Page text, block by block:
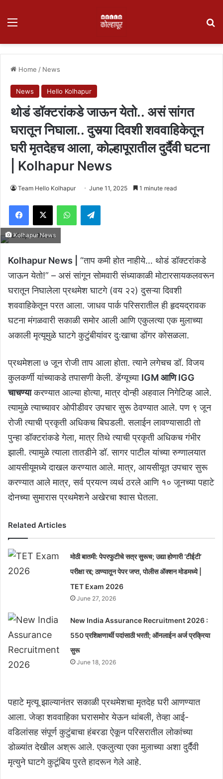
Menu
Home / News
News Hello Kolhapur
थोडं डॉक्टरांकडे जाऊन येतो.. असं सांगत
घरातून निघाला.. दुसर्‍या दिवशी शववाहिकेतून
घरी मृतदेहच आला, कोल्हापूरातील दुर्दैवी घटना
| Kolhapur News
Team Hello Kolhapur June 11, 2025 1 minute read
Facebook
X WhatsAppTelegram
Kolhapur News
Kolhapur News |
“ताप कमी होत नाहीये… थोडं डॉक्टरांकडे
जाऊन येतो!” – असं सांगून सोमवारी संध्याकाळी मोटारसायकलवरून
घरातून निघालेला प्रथमेश घाटगे (वय २२) दुसऱ्या दिवशी
शववाहिकेतून परत आला. जाधव पार्क परिसरातील ही हृदयद्रावक
घटना मंगळवारी सकाळी समोर आली आणि एकुलत्या एक मुलाच्या
अकाली मृत्यूमुळे घाटगे कुटुंबीयांवर दुःखाचा डोंगर कोसळला.
प्रथमेशला ७ जून रोजी ताप आला होता. त्याने लगेचच डॉ. विजय
कुलकर्णी यांच्याकडे तपासणी केली. डेंग्यूच्या IGM आणि IGG
चाचण्याकरण्यात आल्या होत्या, मात्र दोन्ही अहवाल निगेटिव्ह आले.
त्यामुळे त्याच्यावर ओपीडीवर उपचार सुरू ठेवण्यात आले. पण ९ जून
रोजी त्याची प्रकृती अधिकच बिघडली. सलाईन लावण्यासाठी तो
पुन्हा डॉक्टरांकडे गेला, मात्र तिथे त्याची प्रकृती अधिकच गंभीर
झाली. त्यामुळे त्याला तातडीने डॉ. सागर पाटील यांच्या रुग्णालयात
आयसीयूमध्ये दाखल करण्यात आले. मात्र, आयसीयूत उपचार सुरू
करण्यात आले मात्र, सर्व प्रयत्न व्यर्थ ठरले आणि १० जूनच्या पहाटे
दोनच्या सुमारास प्रथमेशने अखेरचा श्वास घेतला.
Related Articles
मोठी बातमी: पेपरफुटीचे सत्र सुरूच; उद्या होणारी ‘टीईटी’
परीक्षा रद्द; ठाण्यातून पेपर जप्त, पोलीस ॲक्शन मोडमध्ये |
TET Exam 2026
June 27, 2026
New India Assurance Recruitment 2026 :
550 प्रशिक्षणार्थी पदांसाठी भरती; ऑनलाईन अर्ज प्रक्रिया
सुरू
June 18, 2026
पहाटे मृत्यू झाल्यानंतर सकाळी प्रथमेशचा मृतदेह घरी आणण्यात
आला. जेव्हा शववाहिका घरासमोर येऊन थांबली, तेव्हा आई-
वडिलांसह संपूर्ण कुटुंबाचा हंबरडा ऐकून परिसरातील लोकांच्या
डोळ्यांत देखील अश्रू आले. एकलुत्या एका मुलाच्या अशा दुर्दैवी
मृत्युने घाटगे कुटूंबिय पुरते हादरून गेले आहे.